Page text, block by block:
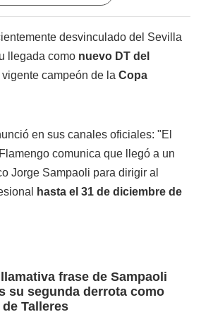
desvinculado del Sevilla
llegada como nuevo DT del
campeón de la Copa
en sus canales oficiales: "El
comunica que llegó a un
Jorge Sampaoli para dirigir al
hasta el 31 de diciembre de
frase de Sampaoli
su segunda derrota como
de Talleres